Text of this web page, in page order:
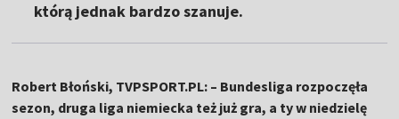
którą jednak bardzo szanuje.
Robert Błoński, TVPSPORT.PL: – Bundesliga rozpoczęła
sezon, druga liga niemiecka też już gra, a ty w niedzielę